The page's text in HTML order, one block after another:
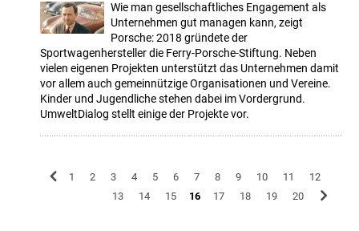
Wie man gesellschaftliches Engagement als
Unternehmen gut managen kann, zeigt
Porsche: 2018 gründete der
Sportwagenhersteller die Ferry-Porsche-Stiftung. Neben
vielen eigenen Projekten unterstützt das Unternehmen damit
vor allem auch gemeinnützige Organisationen und Vereine.
Kinder und Jugendliche stehen dabei im Vordergrund.
UmweltDialog stellt einige der Projekte vor.
1 2 3 4 5 6 7 8 9 10 11
12
13
14 15 16 17 18 19 20